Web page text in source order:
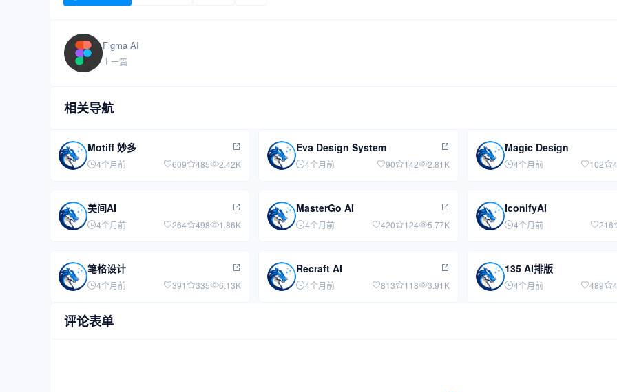
Figma AI
上一篇
相关导航
Motiff 妙多
4个月前 609 485 2.42K
Eva Design System
4个月前 90 142 2.81K
Magic Design
4个月前 102
美间AI
4个月前 264 498 1.86K
MasterGo AI
4个月前 420 124 5.77K
IconifyAI
4个月前 216
笔格设计
4个月前 391 335 6.13K
Recraft AI
4个月前 813 118 3.91K
135 AI排版
4个月前 489
评论表单